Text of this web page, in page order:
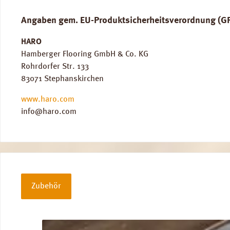
Angaben gem. EU-Produktsicherheitsverordnung
HARO
Hamberger Flooring GmbH & Co. KG
Rohrdorfer Str. 133
83071 Stephanskirchen
www.haro.com
info@haro.com
Zubehör